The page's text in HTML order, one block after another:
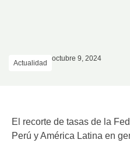
Actualidad
octubre 9, 2024
El recorte de tasas de la
Perú y América Latina en